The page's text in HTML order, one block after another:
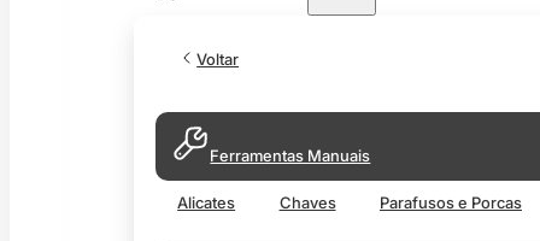
Voltar
Ferramentas Manuais
Alicates Chaves Parafusos e Porcas